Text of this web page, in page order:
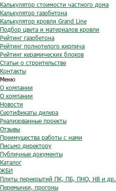
Калькулятор стоимости частного дома
Калькулятор газобетона
Калькулятор кровли Grand Line
Подбор цвета и материалов кровли
Рейтинг газобетона
Рейтинг полнотелого кирпича
Рейтинг керамических блоков
Статьи о строительстве
Контакты
Меню
О компании
О компании
Новости
Сертификаты дилера
Реализованные проекты
Отзывы
Преимущества работы с нами
Письмо директору
Публичные документы
Каталог
ЖБИ
Плиты перекрытий ПК, ПБ, ПНО, НВ и др.
Перемычки, прогоны